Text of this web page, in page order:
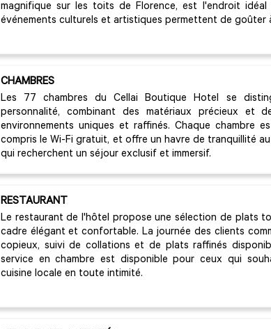
magnifique sur les toits de Florence, est l'endroit
événements culturels et artistiques permettent de goûter
CHAMBRES
Les 77 chambres du Cellai Boutique Hotel se
personnalité, combinant des matériaux précieux et
environnements uniques et raffinés. Chaque chambre
compris le Wi-Fi gratuit, et offre un havre de tranquillité
qui recherchent un séjour exclusif et immersif.
RESTAURANT
Le restaurant de l'hôtel propose une sélection de plats
cadre élégant et confortable. La journée des clients
copieux, suivi de collations et de plats raffinés
service en chambre est disponible pour ceux qui
cuisine locale en toute intimité.